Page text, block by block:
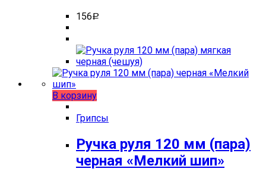
156Р
В корзину
Грипсы
Ручка руля 120 мм (пара)
черная «Мелкий шип»